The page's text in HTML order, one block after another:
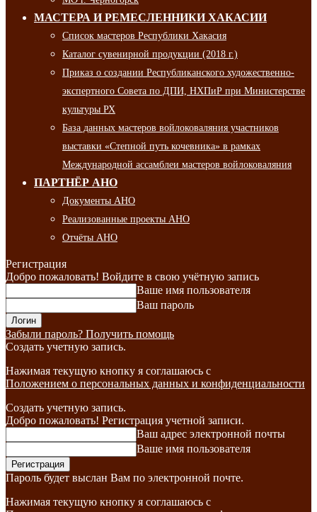
МАСТЕРА И РЕМЕСЛЕННИКИ ХАКАСИИ
Список мастеров Республики Хакасия
Каталог сувенирной продукции (2018 г.)
Приказ о создании Республиканского художественно-
экспертного Совета по ДПИ, НХПиР при Министерстве
культуры РХ
База данных мастеров войлоковаляния участников
выставки «Степной путь кочевника» в рамках
Международной ассамблеи мастеров войлоковаляния
ПАРТНЁР АНО
Документы АНО
Реализованные проекты АНО
Отчёты АНО
Регистрация
Добро пожаловать! Войдите в свою учётную запись
Ваше имя пользователя
Ваш пароль
Забыли пароль? Получить помощь
Создать учетную запись.
Нажимая текущую кнопку я соглашаюсь с
Положением о персональных данных и конфиденциальности
Создать учетную запись.
Добро пожаловать! Регистрация учетной записи.
Ваш адрес электронной почты
Ваше имя пользователя
Пароль будет выслан Вам по электронной почте.
Нажимая текущую кнопку я соглашаюсь с